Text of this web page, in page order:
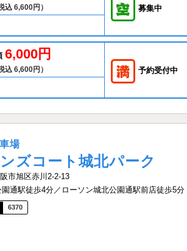
込 6,600円） 募集中
6,000円
込 6,600円） 予約受付中
場
ズコート城北パーク
市旭区赤川2-2-13
通駅徒歩4分／ローソン城北公園通駅前店徒歩5分
6370